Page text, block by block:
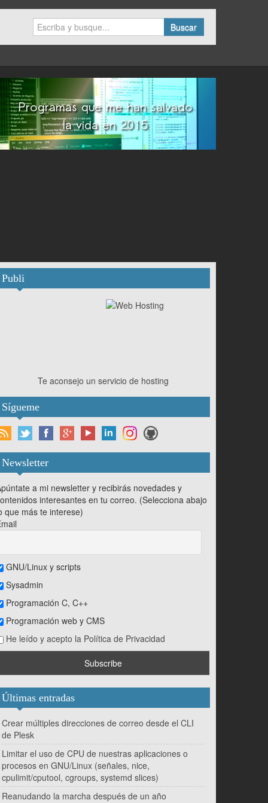
Buscar
Publi
Te aconsejo un servicio de hosting
Sígueme
Newsletter
a mi newsletter y recibirás novedades y
interesantes en tu correo. (Selecciona abajo
que más te interese)
GNU/Linux y scripts
Sysadmin
Programación C, C++
Programación web y CMS
He leído y acepto la Política de Privacidad
Últimas entradas
Crear múltiples direcciones de correo desde el CLI
de Plesk
Limitar el uso de CPU de nuestras aplicaciones o
procesos en GNU/Linux (señales, nice,
cpulimit/cputool, cgroups, systemd slices)
Reanudando la marcha después de un año